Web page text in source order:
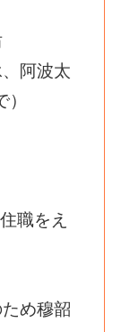
阿波太
職をえ
め穆韶